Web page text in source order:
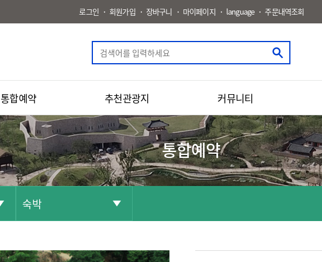
로그인 회원가입 장바구니 마이페이지 language 주문내역조회
통합예약 추천관광지 커뮤니티
통합예약
숙박